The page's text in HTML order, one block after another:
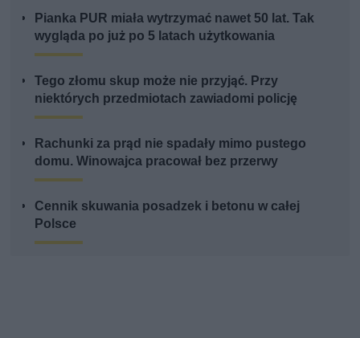
Pianka PUR miała wytrzymać nawet 50 lat. Tak
wygląda po już po 5 latach użytkowania
Tego złomu skup może nie przyjąć. Przy
niektórych przedmiotach zawiadomi policję
Rachunki za prąd nie spadały mimo pustego
domu. Winowajca pracował bez przerwy
Cennik skuwania posadzek i betonu w całej
Polsce